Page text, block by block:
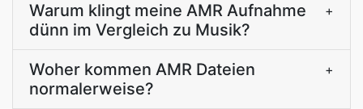
Warum klingt meine AMR Aufnahme
dünn im Vergleich zu Musik?
+
Woher kommen AMR Dateien
normalerweise?
+